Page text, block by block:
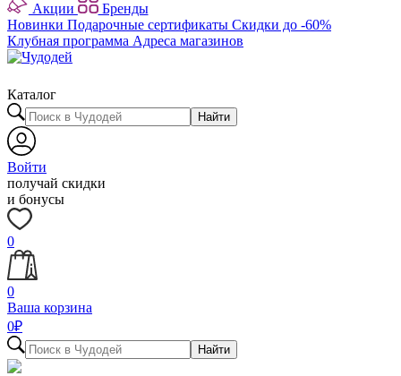
Акции
Бренды
Новинки Подарочные сертификаты Скидки до -60%
Клубная программа Адреса магазинов
Каталог
Найти
Войти
получай скидки
и бонусы
0
0
Ваша корзина
0₽
Найти